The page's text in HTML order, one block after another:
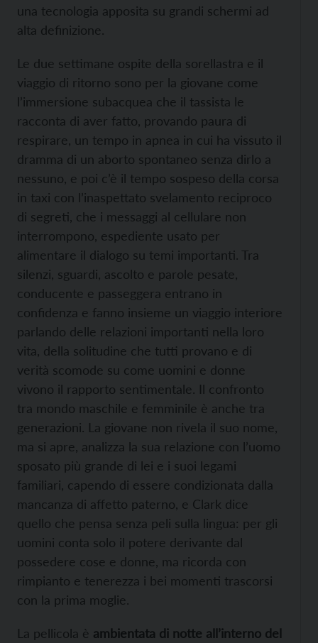
una tecnologia apposita su grandi schermi ad
alta definizione.
Le due settimane ospite della sorellastra e il
viaggio di ritorno sono per la giovane come
l’immersione subacquea che il tassista le
racconta di aver fatto, provando paura di
respirare, un tempo in apnea in cui ha vissuto il
dramma di un aborto spontaneo senza dirlo a
nessuno, e poi c’è il tempo sospeso della corsa
in taxi con l’inaspettato svelamento reciproco
di segreti, che i messaggi al cellulare non
interrompono, espediente usato per
alimentare il dialogo su temi importanti. Tra
silenzi, sguardi, ascolto e parole pesate,
conducente e passeggera entrano in
confidenza e fanno insieme un viaggio interiore
parlando delle relazioni importanti nella loro
vita, della solitudine che tutti provano e di
verità scomode su come uomini e donne
vivono il rapporto sentimentale. Il confronto
tra mondo maschile e femminile è anche tra
generazioni. La giovane non rivela il suo nome,
ma si apre, analizza la sua relazione con l’uomo
sposato più grande di lei e i suoi legami
familiari, capendo di essere condizionata dalla
mancanza di affetto paterno, e Clark dice
quello che pensa senza peli sulla lingua: per gli
uomini conta solo il potere derivante dal
possedere cose e donne, ma ricorda con
rimpianto e tenerezza i bei momenti trascorsi
con la prima moglie.
La pellicola è ambientata di notte all’interno del